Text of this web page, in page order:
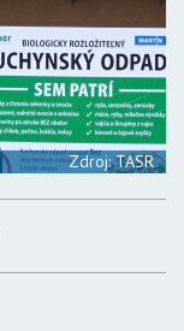
Zdroj: TASR